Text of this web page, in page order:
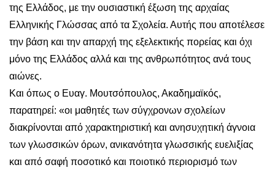
της Ελλάδος, με την ουσιαστική έξωση της αρχαίας
Ελληνικής Γλώσσας από τα Σχολεία. Αυτής που αποτέλεσε
την βάση και την απαρχή της εξελεκτικής πορείας και όχι
μόνο της Ελλάδος αλλά και της ανθρωπότητος ανά τους
αιώνες.
Και όπως ο Ευαγ. Μουτσόπουλος, Ακαδημαϊκός,
παρατηρεί: «οι μαθητές των σύγχρονων σχολείων
διακρίνονται από χαρακτηριστική και ανησυχητική άγνοια
των γλωσσικών όρων, ανικανότητα γλωσσικής ευελιξίας
και από σαφή ποσοτικό και ποιοτικό περιορισμό των